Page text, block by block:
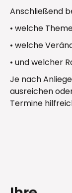
Anschließend
• welche
• welche
• und welcher
Je nach
ausreichen
Termine